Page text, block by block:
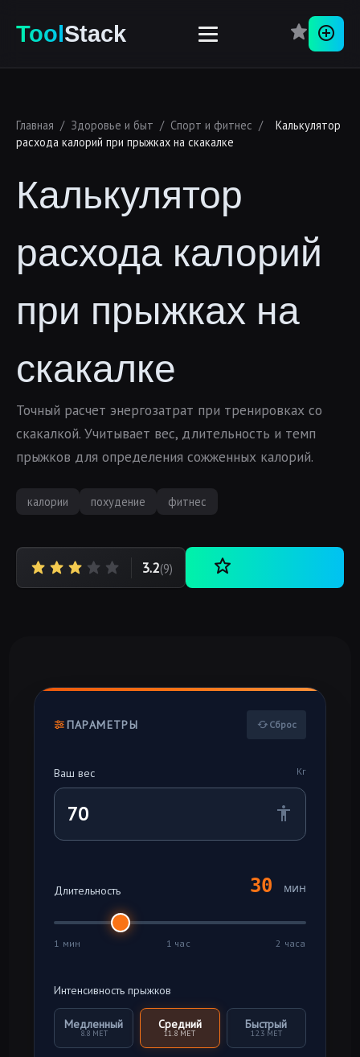
ToolStack
Главная / Здоровье и быт / Спорт и фитнес /
Калькулятор
расхода калорий при прыжках на скакалке
Калькулятор
расхода калорий
при прыжках на
скакалке
Точный расчет энергозатрат при тренировках со
скакалкой. Учитывает вес, длительность и темп
прыжков для определения сожженных калорий.
калории похудение фитнес
3.2(9)
ПАРАМЕТРЫ Сброс
Ваш вес Кг
Длительность 30 мин
1 мин 1 час 2 часа
Интенсивность прыжков
Медленный
8.8MET
Средний
11.8MET
Быстрый
12.3MET